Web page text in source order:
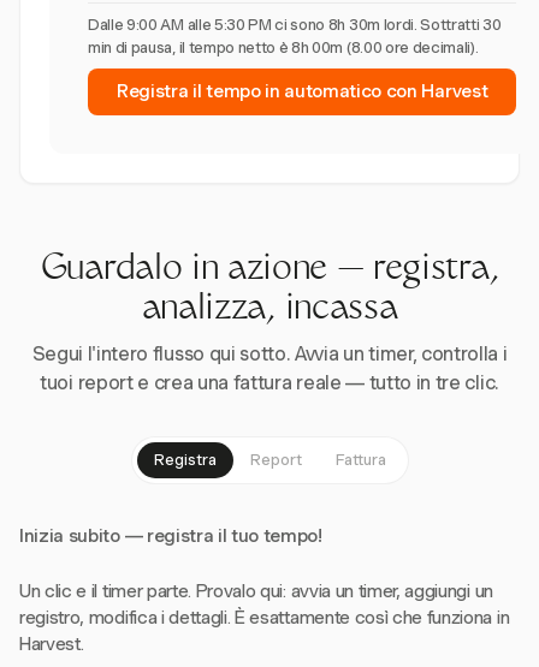
Dalle 9:00 AM alle 5:30 PM ci sono 8h 30m lordi. Sottratti 30
min di pausa, il tempo netto è 8h 00m (8.00 ore decimali).
Registra il tempo in automatico con Harvest
Guardalo in azione — registra,
analizza, incassa
Segui l'intero flusso qui sotto. Avvia un timer, controlla i
tuoi report e crea una fattura reale — tutto in tre clic.
Registra Report Fattura
Inizia subito — registra il tuo tempo!
Un clic e il timer parte. Provalo qui: avvia un timer, aggiungi un
registro, modifica i dettagli. È esattamente così che funziona in
Harvest.